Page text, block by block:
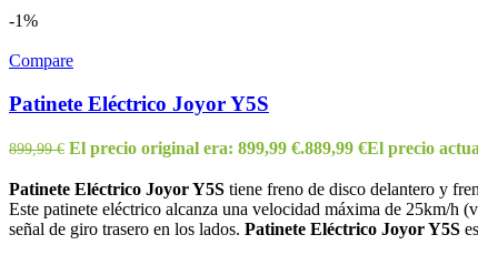
-1%
Compare
Patinete Eléctrico Joyor Y5S
899,99€ El precio original era: 899,99 €.889,99 €El precio
Patinete Eléctrico Joyor Y5S tiene freno de disco delantero y
Este patinete eléctrico alcanza una velocidad máxima de 25km/h
señal de giro trasero en los lados. Patinete Eléctrico Joyor Y5S